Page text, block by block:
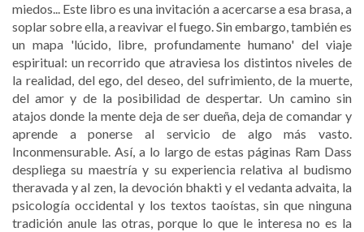
miedos... Este libro es una invitación a acercarse a esa brasa, a
soplar sobre ella, a reavivar el fuego. Sin embargo, también es
un mapa 'lúcido, libre, profundamente humano' del viaje
espiritual: un recorrido que atraviesa los distintos niveles de
la realidad, del ego, del deseo, del sufrimiento, de la muerte,
del amor y de la posibilidad de despertar. Un camino sin
atajos donde la mente deja de ser dueña, deja de comandar y
aprende a ponerse al servicio de algo más vasto.
Inconmensurable. Así, a lo largo de estas páginas Ram Dass
despliega su maestría y su experiencia relativa al budismo
theravada y al zen, la devoción bhakti y el vedanta advaita, la
psicología occidental y los textos taoístas, sin que ninguna
tradición anule las otras, porque lo que le interesa no es la